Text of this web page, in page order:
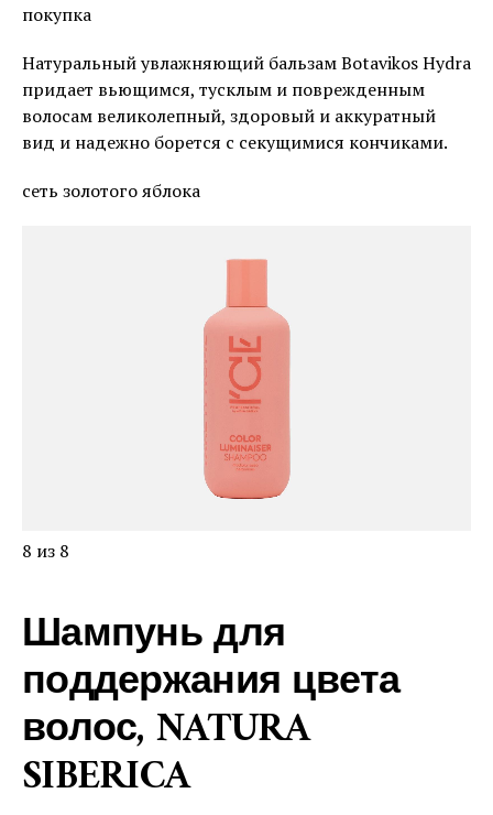
покупка
Натуральный увлажняющий бальзам Botavikos Hydra
придает вьющимся, тусклым и поврежденным
волосам великолепный, здоровый и аккуратный
вид и надежно борется с секущимися кончиками.
сеть золотого яблока
8 из 8
Шампунь для
поддержания цвета
волос, NATURA
SIBERICA